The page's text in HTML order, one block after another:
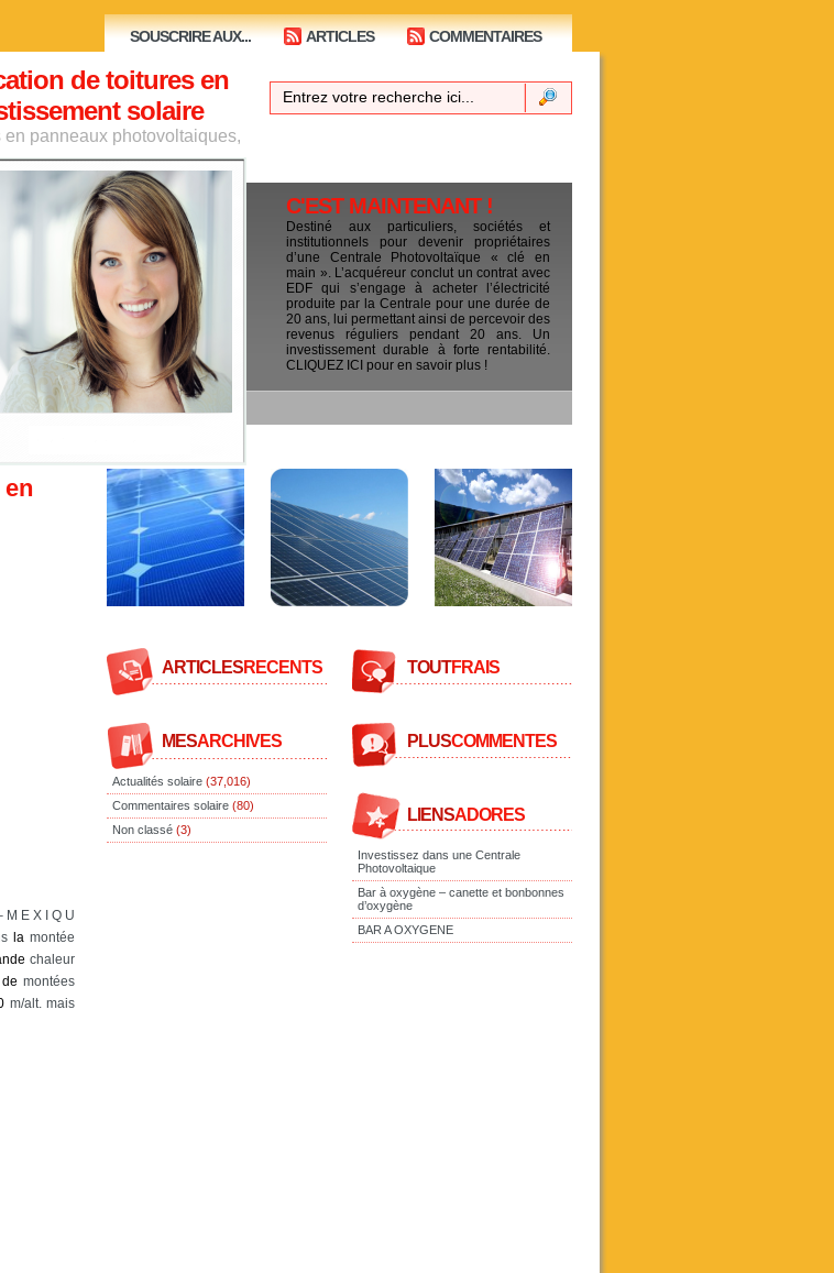
SOUSCRIRE AUX... ARTICLES COMMENTAIRES
de toitures en
solaire
en panneaux photovoltaiques,
C'EST MAINTENANT !
Destiné aux particuliers, sociétés et
institutionnels pour devenir propriétaires
d’une Centrale Photovoltaïque « clé en
main ». L’acquéreur conclut un contrat avec
EDF qui s’engage à acheter l’électricité
produite par la Centrale pour une durée de
20 ans, lui permettant ainsi de percevoir des
revenus réguliers pendant 20 ans. Un
investissement durable à forte rentabilité.
CLIQUEZ ICI pour en savoir plus !
E X I Q U
la montée
chaleur
de montées
m/alt. mais
ARTICLESRECENTS
MESARCHIVES
Actualités solaire (37,016)
Commentaires solaire (80)
Non classé (3)
TOUTFRAIS
PLUSCOMMENTES
LIENSADORES
Investissez dans une Centrale
Photovoltaique
Bar à oxygène – canette et bonbonnes
d’oxygène
BAR A OXYGENE